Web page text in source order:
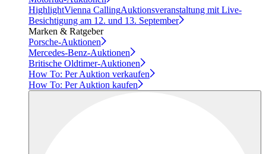
HighlightVienna CallingAuktionsveranstaltung mit Live-
Besichtigung am 12. und 13. September
Marken & Ratgeber
Porsche-Auktionen
Mercedes-Benz-Auktionen
Britische Oldtimer-Auktionen
How To: Per Auktion verkaufen
How To: Per Auktion kaufen